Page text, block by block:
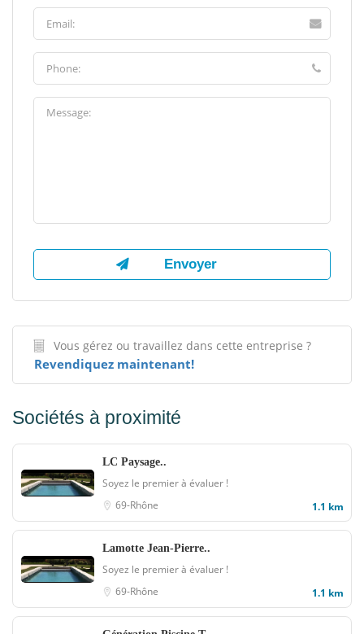
Vous gérez ou travaillez dans cette entreprise ?
Revendiquez maintenant!
Sociétés à proximité
LC Paysage..
Soyez le premier à évaluer !
69-Rhône
1.1 km
Lamotte Jean-Pierre..
Soyez le premier à évaluer !
69-Rhône
1.1 km